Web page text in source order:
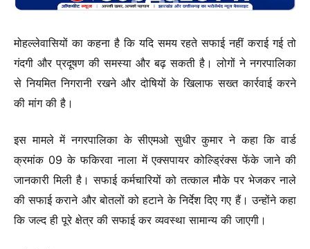
मोहल्लेवासियों का कहना है कि यदि समय रहते सफाई नहीं कराई गई तो
गंदगी और प्रदूषण की समस्या और बढ़ सकती है। लोगों ने नगरपालिका
से नियमित निगरानी रखने और दोषियों के खिलाफ सख्त कार्रवाई करने
की मांग की है।
इस मामले में नगरपालिका के सीएमओ सुधीर कुमार ने कहा कि वार्ड
क्रमांक 09 के फकिरवा नाला में एक्सपायर कोल्ड्रिंक्स फेंके जाने की
जानकारी मिली है। सफाई कर्मचारियों को तत्काल मौके पर भेजकर नाले
की सफाई कराने और बोतलों को हटाने के निर्देश दिए गए हैं। उन्होंने कहा
कि जल्द ही पूरे क्षेत्र की सफाई कर व्यवस्था सामान्य की जाएगी।